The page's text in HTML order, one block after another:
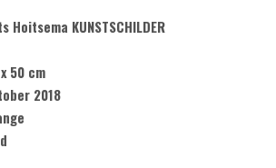
Hoitsema KUNSTSCHILDER
50 cm
2018